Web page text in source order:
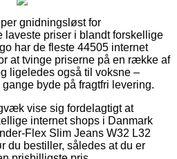
gnidningsløst for
laveste priser i blandt forskellige
har de fleste 44505 internet
at tvinge priserne på en række af
ligeledes også til voksne –
byde på fragtfri levering.
vise sig fordelagtigt at
internet shops i Danmark
Flex Slim Jeans W32 L32
du bestiller, således at du er